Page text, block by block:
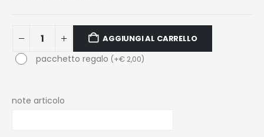
AGGIUNGI AL CARRELLO
pacchetto regalo (+€2,00)
note articolo